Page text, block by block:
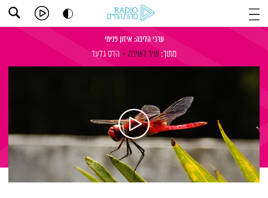
ערכי הליבה: איזון פנימי
מתוך: שיר לשירה הדס גלעד